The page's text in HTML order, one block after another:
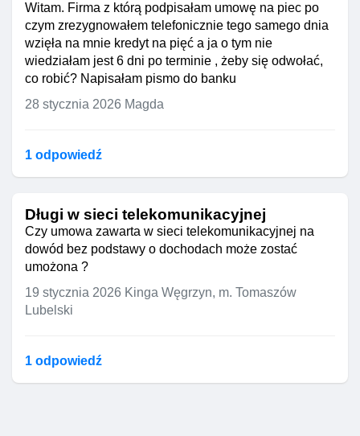
Witam. Firma z którą podpisałam umowę na piec po
czym zrezygnowałem telefonicznie tego samego dnia
wzięła na mnie kredyt na pięć a ja o tym nie
wiedziałam jest 6 dni po terminie , żeby się odwołać,
co robić? Napisałam pismo do banku
28 stycznia 2026 Magda
1 odpowiedź
Długi w sieci telekomunikacyjnej
Czy umowa zawarta w sieci telekomunikacyjnej na
dowód bez podstawy o dochodach może zostać
umożona ?
19 stycznia 2026 Kinga Węgrzyn, m. Tomaszów
Lubelski
1 odpowiedź